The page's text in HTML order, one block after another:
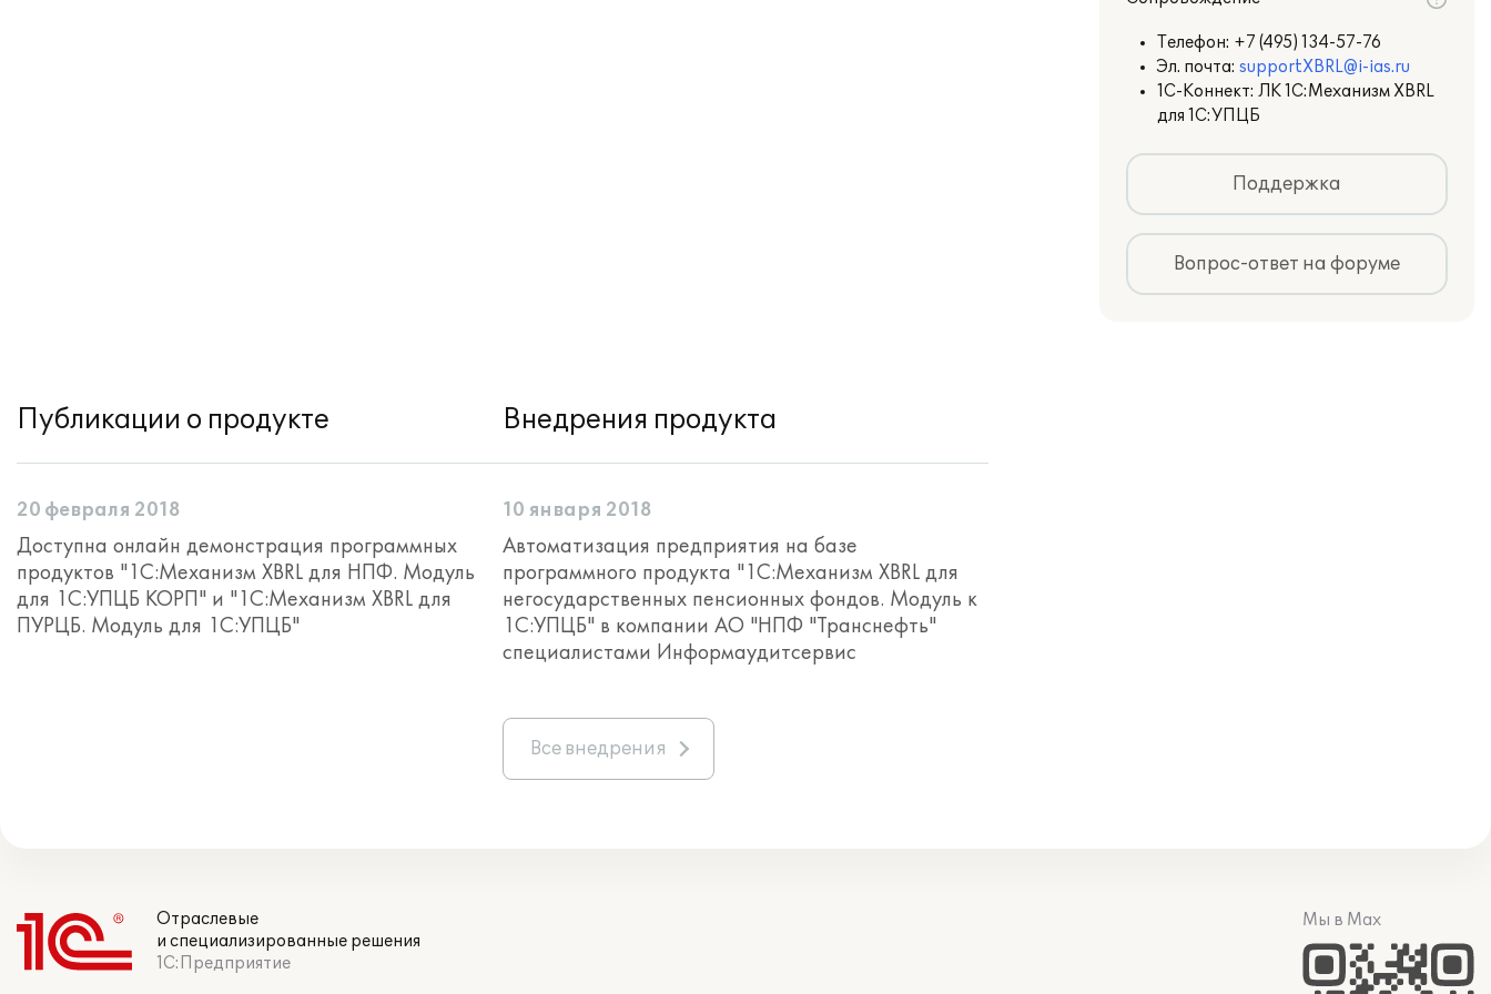
Телефон: +7 (495) 134-57-76
Эл. почта: supportXBRL@i-ias.ru
1С-Коннект: ЛК 1С:Механизм XBRL
для 1С:УПЦБ
Поддержка
Вопрос-ответ на форуме
Публикации о продукте
20 февраля 2018
Доступна онлайн демонстрация программных
продуктов "1С:Механизм XBRL для НПФ. Модуль
для 1С:УПЦБ КОРП" и "1С:Механизм XBRL для
ПУРЦБ. Модуль для 1С:УПЦБ"
Внедрения продукта
10 января 2018
Автоматизация предприятия на базе
программного продукта "1С:Механизм XBRL для
негосударственных пенсионных фондов. Модуль к
1С:УПЦБ" в компании АО "НПФ "Транснефть"
специалистами Информаудитсервис
Все внедрения
Отраслевые
и специализированные решения
1С:Предприятие
Мы в Max